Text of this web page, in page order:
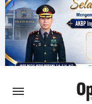
Skip
to
content